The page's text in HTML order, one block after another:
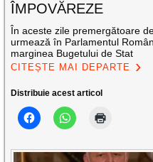
ÎMPOVĂREZE
În aceste zile premergătoare
urmează în Parlamentul
marginea Bugetului de Stat
CITEȘTE MAI DEPARTE
Distribuie acest articol